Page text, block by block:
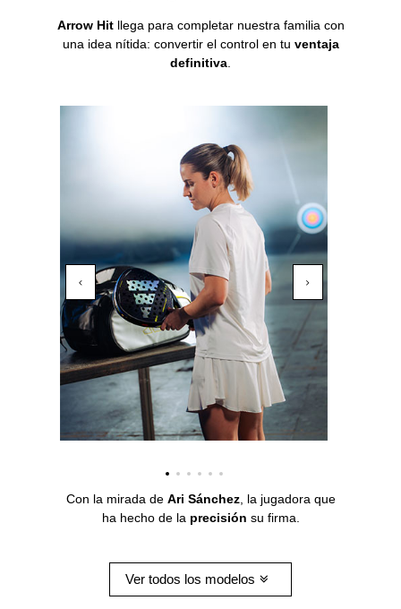
Arrow Hitllega para completar nuestra familia con
una idea nítida: convertir el control en tu ventaja
definitiva
Con la mirada de Ari Sánchez, la jugadora que
ha hecho de la precisión su firma.
Ver todos los modelos